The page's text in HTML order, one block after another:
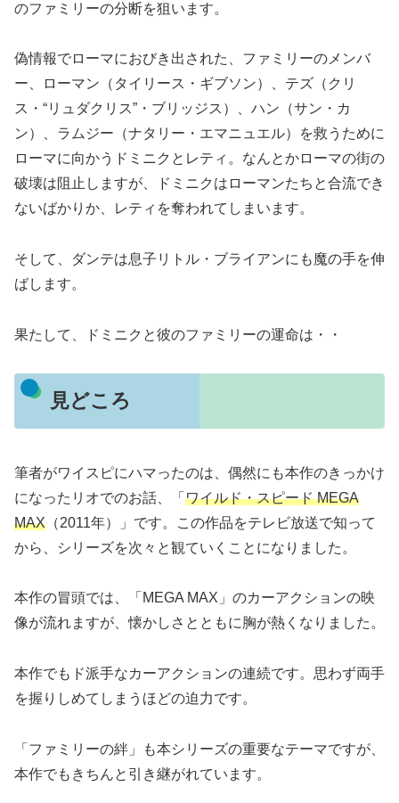
のファミリーの分断を狙います。
偽情報でローマにおびき出された、ファミリーのメンバ
ー、ローマン（タイリース・ギブソン）、テズ（クリ
ス・“リュダクリス”・ブリッジス）、ハン（サン・カ
ン）、ラムジー（ナタリー・エマニュエル）を救うために
ローマに向かうドミニクとレティ。なんとかローマの街の
破壊は阻止しますが、ドミニクはローマンたちと合流でき
ないばかりか、レティを奪われてしまいます。
そして、ダンテは息子リトル・ブライアンにも魔の手を伸
ばします。
果たして、ドミニクと彼のファミリーの運命は・・
見どころ
筆者がワイスピにハマったのは、偶然にも本作のきっかけ
になったリオでのお話、「 ワイルド・スピード MEGA
MAX （2011年）」です。この作品をテレビ放送で知って
から、シリーズを次々と観ていくことになりました。
本作の冒頭では、「MEGA MAX」のカーアクションの映
像が流れますが、懐かしさとともに胸が熱くなりました。
本作でもド派手なカーアクションの連続です。思わず両手
を握りしめてしまうほどの迫力です。
「ファミリーの絆」も本シリーズの重要なテーマですが、
本作でもきちんと引き継がれています。